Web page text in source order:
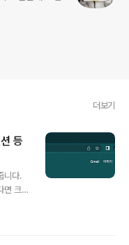
더보기
등
니다.
면 크
이